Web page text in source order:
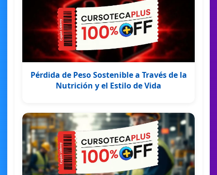
Pérdida de Peso Sostenible a Través de la
Nutrición y el Estilo de Vida